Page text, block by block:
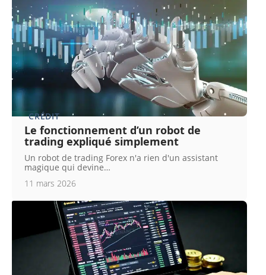
CRÉDIT
Le fonctionnement d’un robot de
trading expliqué simplement
Un robot de trading Forex n'a rien d'un assistant
magique qui devine…
11 mars 2026